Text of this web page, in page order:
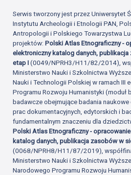
Serwis tworzony jest przez Uniwersytet
Instytutu Archeologii i Etnologii PAN,
Antropologii i Polskiego Towarzystwa
projektów:Polski Atlas Etnograficzny -
elektroniczny katalog danych,
etap I(0049/NPRH3/H11/82/2014),
Ministerstwo Nauki i Szkolnictwa
Nauki i Technologii Polskiej w ramach III
Programu Rozwoju Humanistyki (moduł
badawcze obejmujące badania
prac dokumentacyjnych, edytorskich i
fundamentalnym znaczeniu dla
Polski Atlas Etnograficzny -
katalog danych, publikacja zasobów w
(0068/NPRH8/H11/87/2019),
Ministerstwo Nauki i Szkolnictwa
Narodowego Programu Rozwoju